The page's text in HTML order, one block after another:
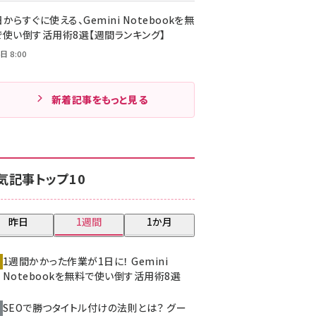
からすぐに使える、Gemini Notebookを無
い倒す活用術8選【週間ランキング】
8:00
新着記事をもっと見る
記事トップ10
昨日 1週間 1か月
1週間かかった作業が1日に！ Gemini
Notebookを無料で使い倒す活用術8選
SEOで勝つタイトル付けの法則とは？ グー